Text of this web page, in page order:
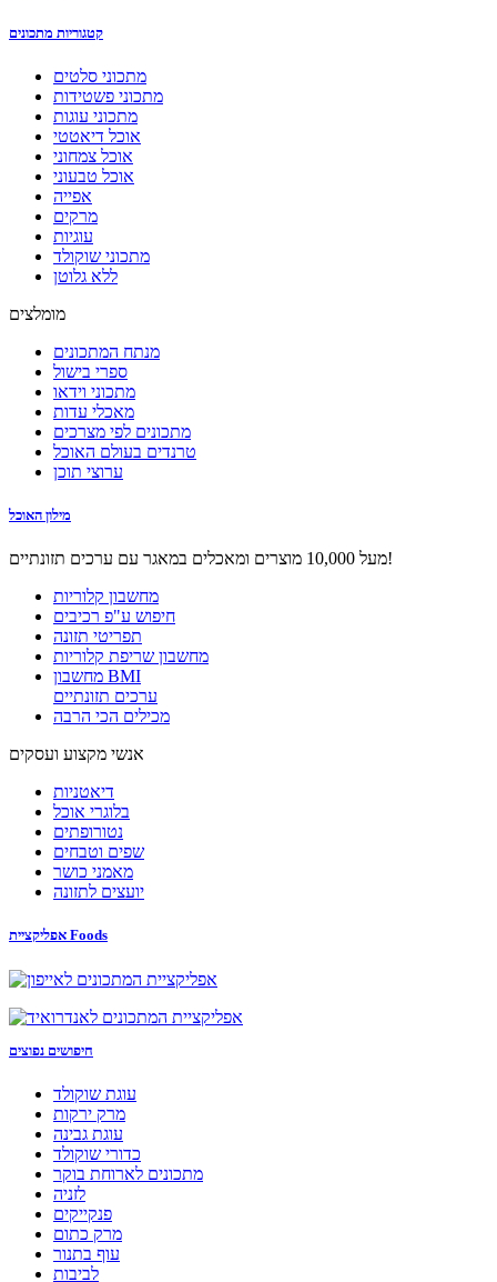
קטגוריות מתכונים
מתכוני סלטים
מתכוני פשטידות
מתכוני עוגות
אוכל דיאטטי
אוכל צמחוני
אוכל טבעוני
אפייה
מרקים
עוגיות
מתכוני שוקולד
ללא גלוטן
מומלצים
מנתח המתכונים
ספרי בישול
מתכוני וידאו
מאכלי עדות
מתכונים לפי מצרכים
טרנדים בעולם האוכל
ערוצי תוכן
מילון האוכל
מעל 10,000 מוצרים ומאכלים במאגר עם ערכים תזונתיים!
מחשבון קלוריות
חיפוש ע"פ רכיבים
תפריטי תזונה
מחשבון שריפת קלוריות
מחשבון BMI
ערכים תזונתיים
מכילים הכי הרבה
אנשי מקצוע ועסקים
דיאטניות
בלוגרי אוכל
נטורופתים
שפים וטבחים
מאמני כושר
יועצים לתזונה
אפליקציית Foods
חיפושים נפוצים
עוגת שוקולד
מרק ירקות
עוגת גבינה
כדורי שוקולד
מתכונים לארוחת בוקר
לזניה
פנקייקים
מרק כתום
עוף בתנור
לביבות